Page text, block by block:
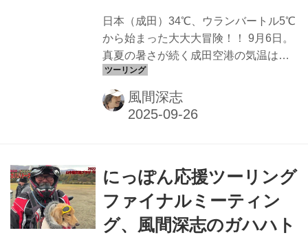
はない。そんな素晴らしい夜に僕の眠
りを妨げたのは隣人の発する、まるで
轟音のような大イビキだった。つくづ
く“耳栓”...
日本（成田）34℃、ウランバートル5℃
から始まった大大大冒険！！ 9月6日。
真夏の暑さが続く成田空港の気温は
34℃だった。これから始まるのは、モ
ンゴルの大草原をオフロードバイクで
1000kmを駆け抜ける7日間の旅、であ
カウンター前に集結したメンバーは計6
名。「初めまして！」と、顔を合わせ
た瞬間から、もう既に「モンゴルを共
に走る親愛なる仲間」になった。 2 成
風間深志
にっぽん応援ツーリング
ファイナルミーティン
グ、風間深志のガハハト